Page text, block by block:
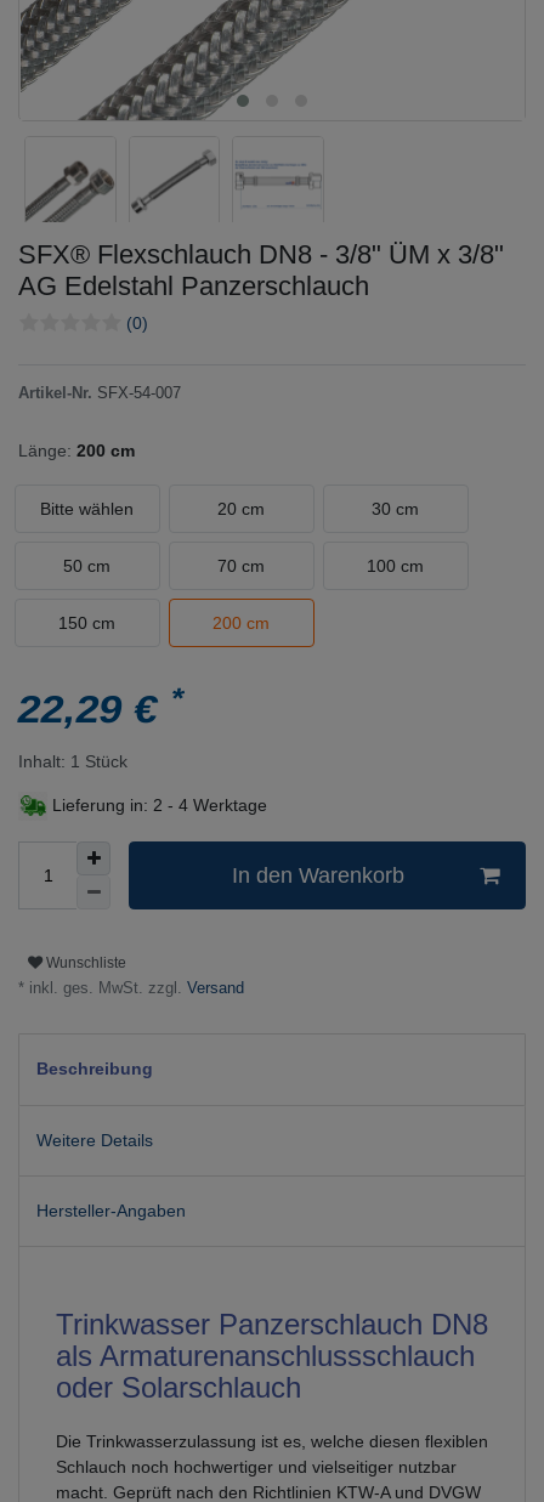
SFX® Flexschlauch DN8 - 3/8" ÜM x 3/8"
AG Edelstahl Panzerschlauch
(0)
Artikel-Nr. SFX-54-007
Länge: 200 cm
Bitte wählen 20 cm 30 cm
50 cm 70 cm 100 cm
150 cm 200 cm
22,29 €*
Inhalt: 1 Stück
Lieferung in: 2 - 4 Werktage
In den Warenkorb
Wunschliste
* inkl. ges. MwSt. zzgl. Versand
Beschreibung
Weitere Details
Hersteller-Angaben
Trinkwasser Panzerschlauch DN8
als Armaturenanschlussschlauch
oder Solarschlauch
Die Trinkwasserzulassung ist es, welche diesen flexiblen
Schlauch noch hochwertiger und vielseitiger nutzbar
macht. Geprüft nach den Richtlinien KTW-A und DVGW